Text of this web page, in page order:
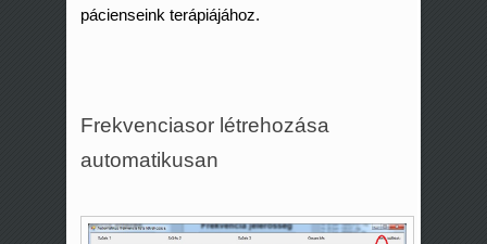
pácienseink terápiájához.
Frekvenciasor létrehozása
automatikusan